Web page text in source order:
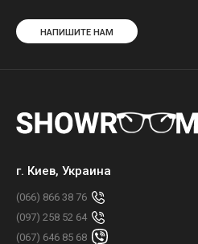
НАПИШИТЕ НАМ
г. Киев, Украина
(066) 866 38 76
(097) 258 52 64
(067) 646 85 68